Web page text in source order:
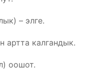
– элге.
артта калгандык.
оошот.